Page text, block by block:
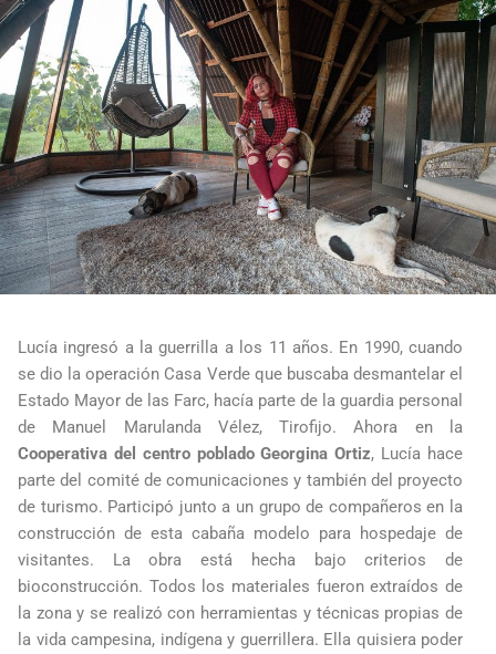
Lucía ingresó a la guerrilla a los 11 años. En 1990, cuando
se dio la operación Casa Verde que buscaba desmantelar el
Estado Mayor de las Farc, hacía parte de la guardia personal
de Manuel Marulanda Vélez, Tirofijo. Ahora en la
Cooperativa del centro poblado Georgina Ortiz, Lucía hace
parte del comité de comunicaciones y también del proyecto
de turismo. Participó junto a un grupo de compañeros en la
construcción de esta cabaña modelo para hospedaje de
visitantes. La obra está hecha bajo criterios de
bioconstrucción. Todos los materiales fueron extraídos de
la zona y se realizó con herramientas y técnicas propias de
la vida campesina, indígena y guerrillera. Ella quisiera poder